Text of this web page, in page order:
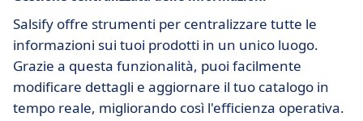
Salsify offre strumenti per centralizzare tutte le
informazioni sui tuoi prodotti in un unico luogo.
Grazie a questa funzionalità, puoi facilmente
modificare dettagli e aggiornare il tuo catalogo in
tempo reale, migliorando così l'efficienza operativa.